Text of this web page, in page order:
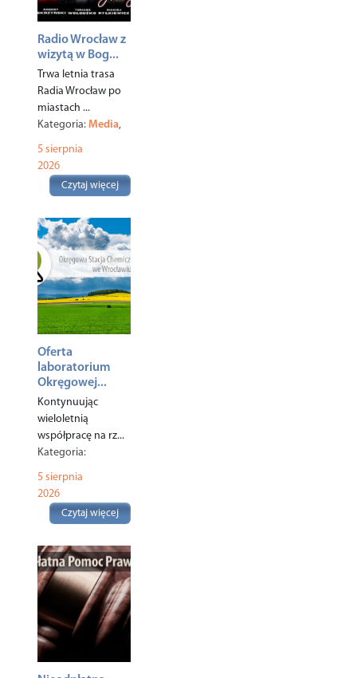
Radio Wrocław z
wizytą w Bog...
Trwa letnia trasa
Radia Wrocław po
miastach ...
Kategoria:Media,
Miasto
5 sierpnia
2026
Czytaj więcej
Oferta
laboratorium
Okręgowej...
Kontynuując
wieloletnią
współpracę na rz...
Kategoria:
Ekologia
Rolnictwo
5 sierpnia
2026
Czytaj więcej